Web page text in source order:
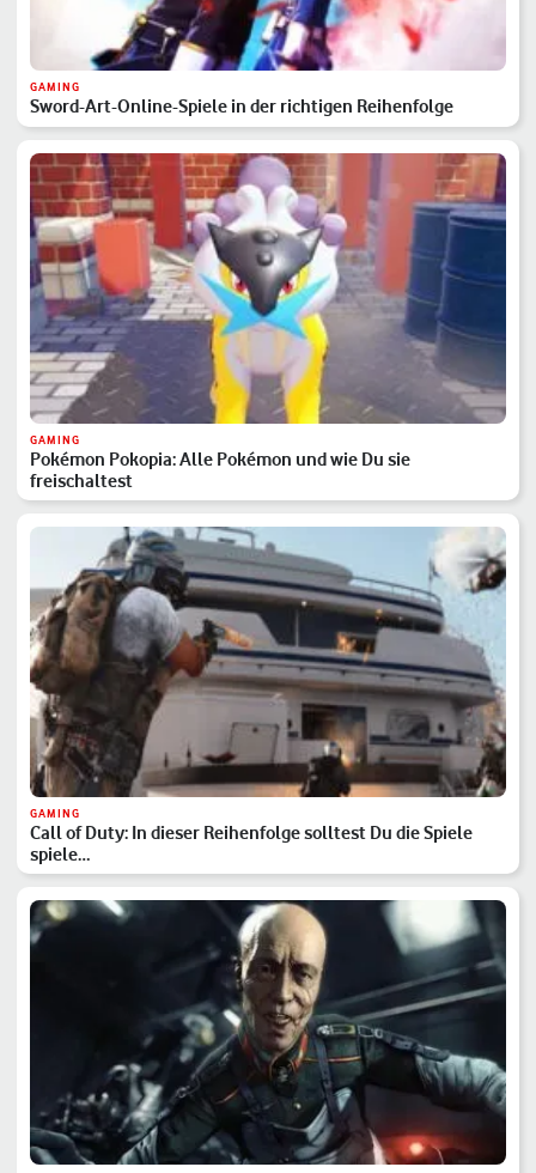
GAMING
Sword-Art-Online-Spiele in der richtigen Reihenfolge
GAMING
Pokémon Pokopia: Alle Pokémon und wie Du sie
freischaltest
GAMING
Call of Duty: In dieser Reihenfolge solltest Du die Spiele
spiele…